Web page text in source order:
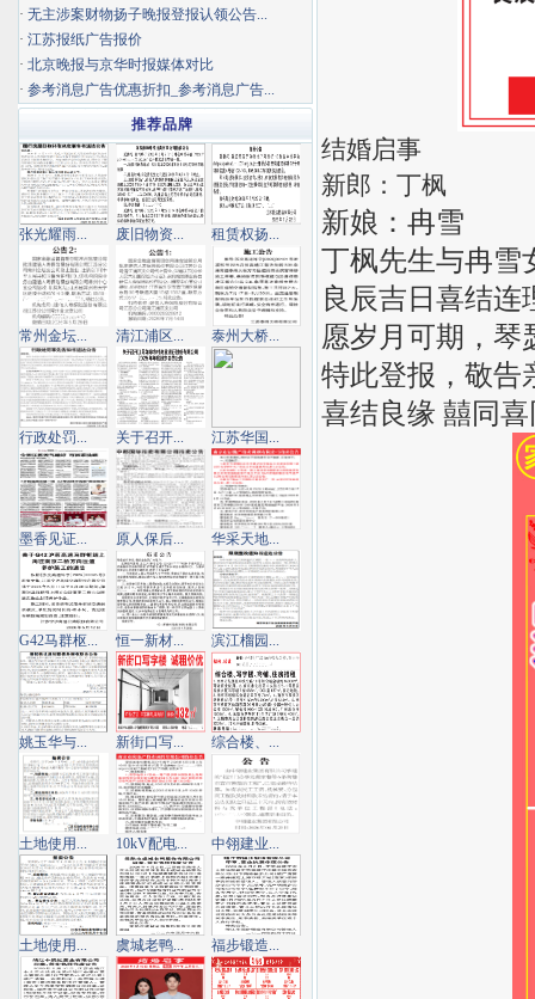
结婚启事
新郎：丁枫
新娘：冉雪
丁枫先生与冉雪
良辰吉日喜结连
愿岁月可期，琴
特此登报，敬告
喜结良缘 囍同
· 无主涉案财物扬子晚报登报认领公告...
· 江苏报纸广告报价
· 北京晚报与京华时报媒体对比
· 参考消息广告优惠折扣_参考消息广告...
推荐品牌
张光耀雨... 废旧物资... 租赁权扬...
常州金坛... 清江浦区... 泰州大桥...
行政处罚... 关于召开... 江苏华国...
墨香见证... 原人保后... 华采天地...
G42马群枢... 恒一新材... 滨江榴园...
姚玉华与... 新街口写... 综合楼、...
土地使用... 10kV配电... 中翎建业...
土地使用... 虞城老鸭... 福步锻造...